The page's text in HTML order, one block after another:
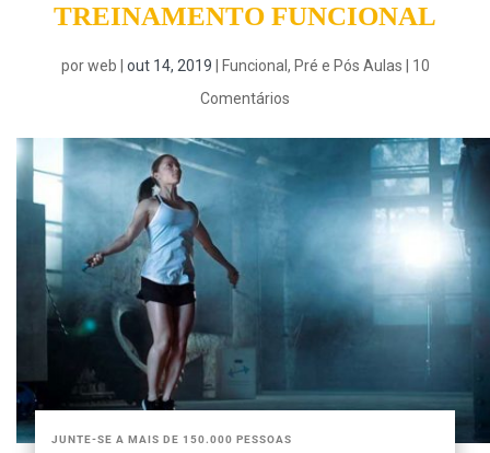
TREINAMENTO FUNCIONAL
porweb out 14, 2019 Funcional, Pré e Pós Aulas
10
Comentários
JUNTE-SE A MAIS DE 150.000 PESSOAS